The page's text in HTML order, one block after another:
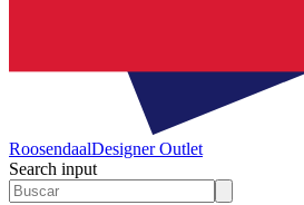
RoosendaalDesigner Outlet
Search input